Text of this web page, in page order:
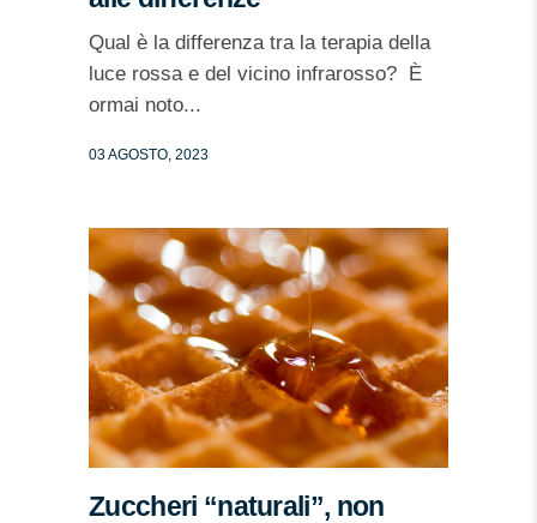
Qual è la differenza tra la terapia della
luce rossa e del vicino infrarosso? È
ormai noto...
03 AGOSTO, 2023
Zuccheri “naturali”, non